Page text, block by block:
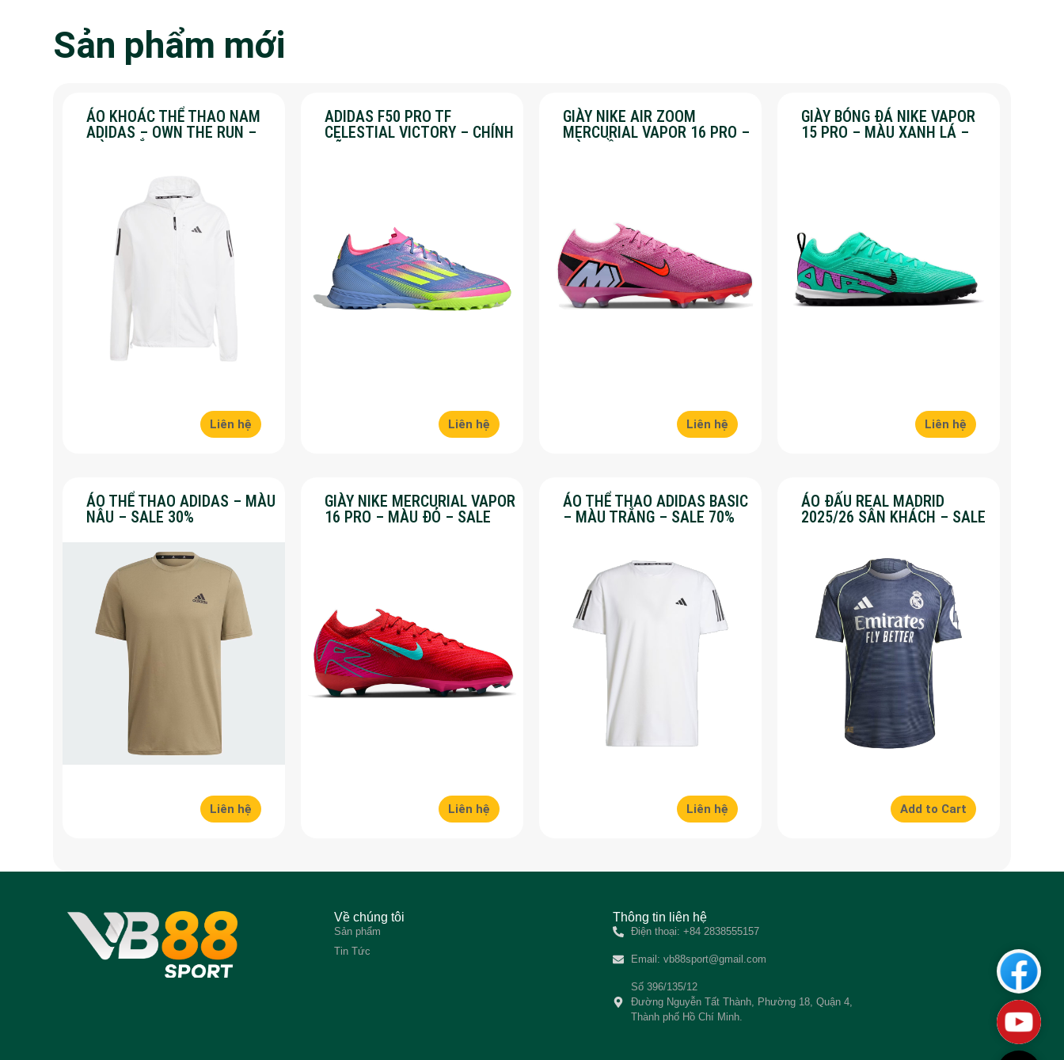
Sản phẩm mới
ÁO KHOÁC THỂ THAO NAM
ADIDAS – OWN THE RUN –
MÀU TRẮNG
Liên hệ
ADIDAS F50 PRO TF
CELESTIAL VICTORY – CHÍNH
HÃNG – SALE 30%
Liên hệ
GIÀY NIKE AIR ZOOM
MERCURIAL VAPOR 16 PRO –
MÀU HỒNG – SALE 50%
Liên hệ
GIÀY BÓNG ĐÁ NIKE VAPOR
15 PRO – MÀU XANH LÁ –
Liên hệ
ÁO THỂ THAO ADIDAS – MÀU
NÂU – SALE 30%
Liên hệ
GIÀY NIKE MERCURIAL VAPOR
16 PRO – MÀU ĐỎ – SALE
Liên hệ
ÁO THỂ THAO ADIDAS BASIC
– MÀU TRẮNG – SALE 70%
Liên hệ
ÁO ĐẤU REAL MADRID
2025/26 SÂN KHÁCH – SALE
Add to Cart
Về chúng tôi
Sản phẩm
Tin Tức
Thông tin liên hệ
Điện thoại: +84 2838555157
Email: vb88sport@gmail.com
Số 396/135/12
Đường Nguyễn Tất Thành, Phường 18, Quận 4,
Thành phố Hồ Chí Minh.